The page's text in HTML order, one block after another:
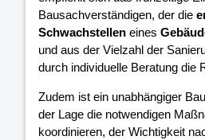
Bausachverständigen, der die
Schwachstellen eines
und aus der Vielzahl der
durch individuelle Beratung die
Zudem ist ein unabhängiger
der Lage die notwendigen
koordinieren, der Wichtigkeit